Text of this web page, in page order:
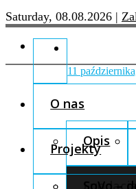
Saturday, 08.08.2026 |
O nas
Opis
Projekty
SoVo –
11